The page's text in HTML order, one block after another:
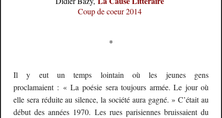
Coup de coeur 2014
*
Il y eut un temps lointain où les jeunes gens
proclamaient : « La poésie sera toujours armée. Le jour où
elle sera réduite au silence, la société aura gagné. » C’était au
début des années 1970. Les rues parisiennes bruissaient du